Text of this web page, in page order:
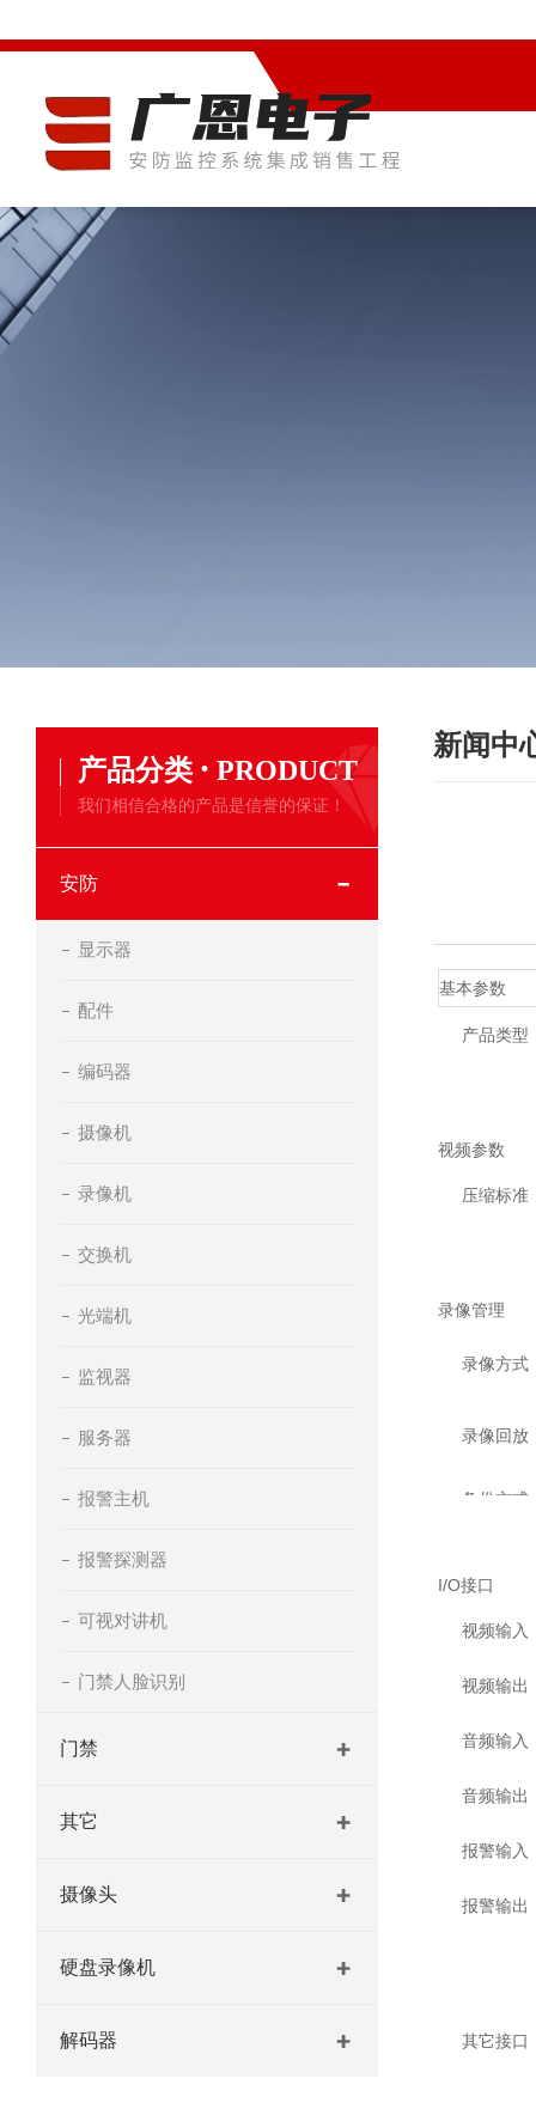
产品分类 · PRODUCT
我们相信合格的产品是信誉的保证！
安防
显示器
配件
编码器
摄像机
录像机
交换机
光端机
监视器
服务器
报警主机
报警探测器
可视对讲机
门禁人脸识别
门禁
其它
摄像头
硬盘录像机
解码器
新闻中
基本参数
产品类型
视频参数
压缩标准
录像管理
录像方式
录像回放
备份方式
I/O接口
视频输入
视频输出
音频输入
音频输出
报警输入
报警输出
其它接口